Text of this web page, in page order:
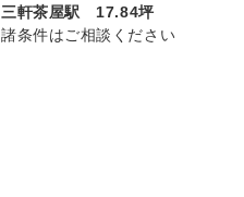
三軒茶屋駅 17.84坪
諸条件はご相談ください